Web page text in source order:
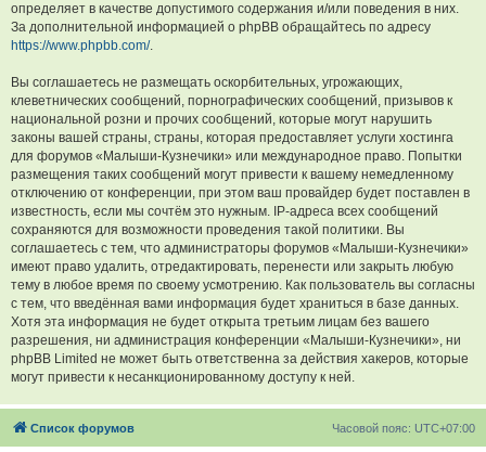
определяет в качестве допустимого содержания и/или поведения в них.
За дополнительной информацией о phpBB обращайтесь по адресу
https://www.phpbb.com/.
Вы соглашаетесь не размещать оскорбительных, угрожающих,
клеветнических сообщений, порнографических сообщений, призывов к
национальной розни и прочих сообщений, которые могут нарушить
законы вашей страны, страны, которая предоставляет услуги хостинга
для форумов «Малыши-Кузнечики» или международное право. Попытки
размещения таких сообщений могут привести к вашему немедленному
отключению от конференции, при этом ваш провайдер будет поставлен в
известность, если мы сочтём это нужным. IP-адреса всех сообщений
сохраняются для возможности проведения такой политики. Вы
соглашаетесь с тем, что администраторы форумов «Малыши-Кузнечики»
имеют право удалить, отредактировать, перенести или закрыть любую
тему в любое время по своему усмотрению. Как пользователь вы согласны
с тем, что введённая вами информация будет храниться в базе данных.
Хотя эта информация не будет открыта третьим лицам без вашего
разрешения, ни администрация конференции «Малыши-Кузнечики», ни
phpBB Limited не может быть ответственна за действия хакеров, которые
могут привести к несанкционированному доступу к ней.
Список форумов Часовой пояс: UTC+07:00